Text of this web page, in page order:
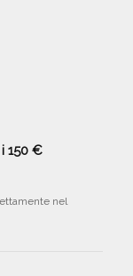
150 €
nel